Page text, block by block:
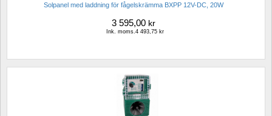
Solpanel med laddning för fågelskrämma BXPP 12V-DC, 20W
3 595,00 kr
Ink. moms.4 493,75 kr